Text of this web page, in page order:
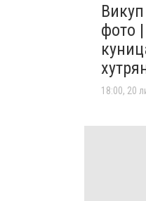
фото
18:00, 20